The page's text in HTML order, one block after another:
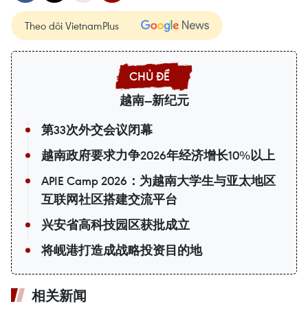
Theo dõi VietnamPlus
越南—新纪元
第33次外交会议闭幕
越南政府要求力争2026年经济增长10%以上
APIE Camp 2026：为越南大学生与亚太地区
互联网社区搭建交流平台
兴安省高科技园区获批成立
将岘港打造成战略投资目的地
相关新闻